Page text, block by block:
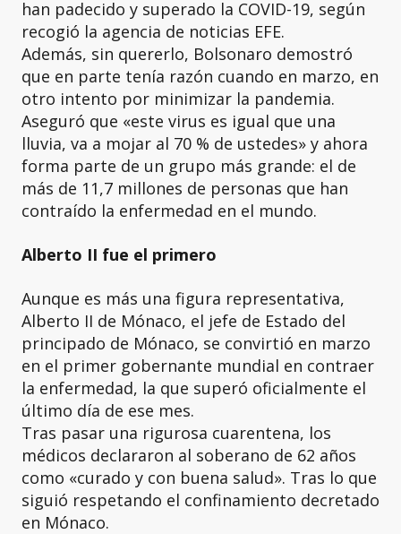
han padecido y superado la COVID-19, según
recogió la agencia de noticias EFE.
Además, sin quererlo, Bolsonaro demostró
que en parte tenía razón cuando en marzo, en
otro intento por minimizar la pandemia.
Aseguró que «este virus es igual que una
lluvia, va a mojar al 70 % de ustedes» y ahora
forma parte de un grupo más grande: el de
más de 11,7 millones de personas que han
contraído la enfermedad en el mundo.
Alberto II fue el primero
Aunque es más una figura representativa,
Alberto II de Mónaco, el jefe de Estado del
principado de Mónaco, se convirtió en marzo
en el primer gobernante mundial en contraer
la enfermedad, la que superó oficialmente el
último día de ese mes.
Tras pasar una rigurosa cuarentena, los
médicos declararon al soberano de 62 años
como «curado y con buena salud». Tras lo que
siguió respetando el confinamiento decretado
en Mónaco.